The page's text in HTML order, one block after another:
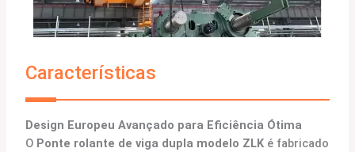
Características
Design Europeu Avançado para Eficiência Ótima
O Ponte rolante de viga dupla modelo ZLK é fabricado